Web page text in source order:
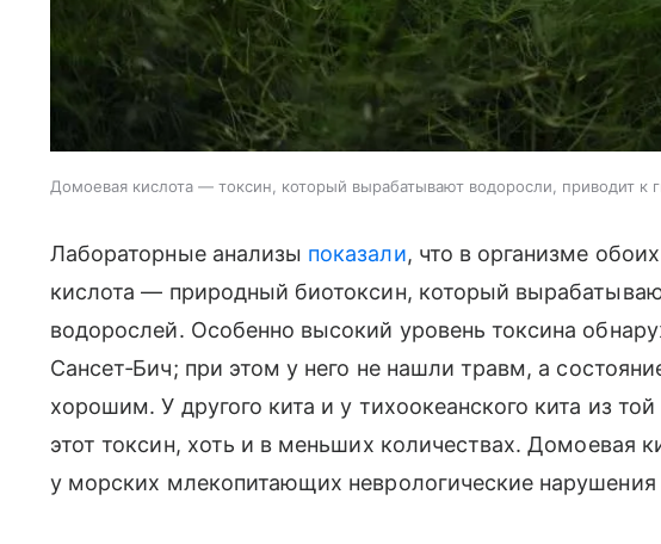
Домоевая кислота — токсин, который вырабатывают водоросли, приводит к
Лабораторные анализы показали, что в организме
кислота — природный биотоксин, который
водорослей. Особенно высокий уровень токсина
Сансет‑Бич; при этом у него не нашли травм, а
хорошим. У другого кита и у тихоокеанского кита из
этот токсин, хоть и в меньших количествах. Домоевая
у морских млекопитающих неврологические нарушения